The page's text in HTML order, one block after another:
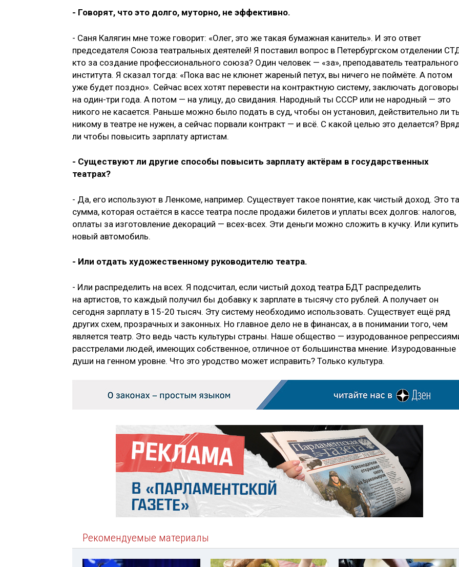
- Говорят, что это долго, муторно, не эффективно.
- Саня Калягин мне тоже говорит: «Олег, это же такая бумажная канитель». И это ответ
председателя Союза театральных деятелей! Я поставил вопрос в Петербургском отделении
кто за создание профессионального союза? Один человек — «за», преподаватель театрального
института. Я сказал тогда: «Пока вас не клюнет жареный петух, вы ничего не поймёте. А потом
уже будет поздно». Сейчас всех хотят перевести на контрактную систему, заключать договоры
на один-три года. А потом — на улицу, до свидания. Народный ты СССР или не народный — это
никого не касается. Раньше можно было подать в суд, чтобы он установил, действительно ли
никому в театре не нужен, а сейчас порвали контракт — и всё. С какой целью это делается?
ли чтобы повысить зарплату артистам.
- Существуют ли другие способы повысить зарплату актёрам в государственных
театрах?
- Да, его используют в Ленкоме, например. Существует такое понятие, как чистый доход. Это та
сумма, которая остаётся в кассе театра после продажи билетов и уплаты всех долгов: налогов,
оплаты за изготовление декораций — всех-всех. Эти деньги можно сложить в кучку. Или купить
новый автомобиль.
- Или отдать художественному руководителю театра.
- Или распределить на всех. Я подсчитал, если чистый доход театра БДТ распределить
на артистов, то каждый получил бы добавку к зарплате в тысячу сто рублей. А получает он
сегодня зарплату в 15-20 тысяч. Эту систему необходимо использовать. Существует ещё ряд
других схем, прозрачных и законных. Но главное дело не в финансах, а в понимании того, чем
является театр. Это ведь часть культуры страны. Наше общество — изуродованное
расстрелами людей, имеющих собственное, отличное от большинства мнение. Изуродованные
души на генном уровне. Что это уродство может исправить? Только культура.
Рекомендуемые материалы